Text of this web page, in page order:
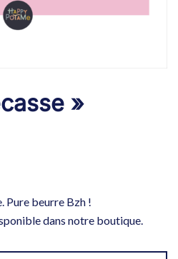
»
Pure beurre Bzh !
dans notre boutique.